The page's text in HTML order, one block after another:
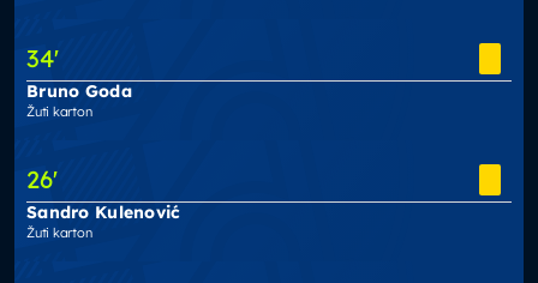
34'
Bruno Goda
Žuti karton
26'
Sandro Kulenović
Žuti karton